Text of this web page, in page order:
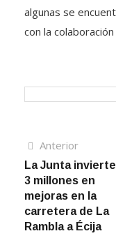
algunas se
con la
de
entradas
AnteriorArtículo
anterior
La Junta invierte
3 millones en
mejoras en la
carretera de La
Rambla a Écija